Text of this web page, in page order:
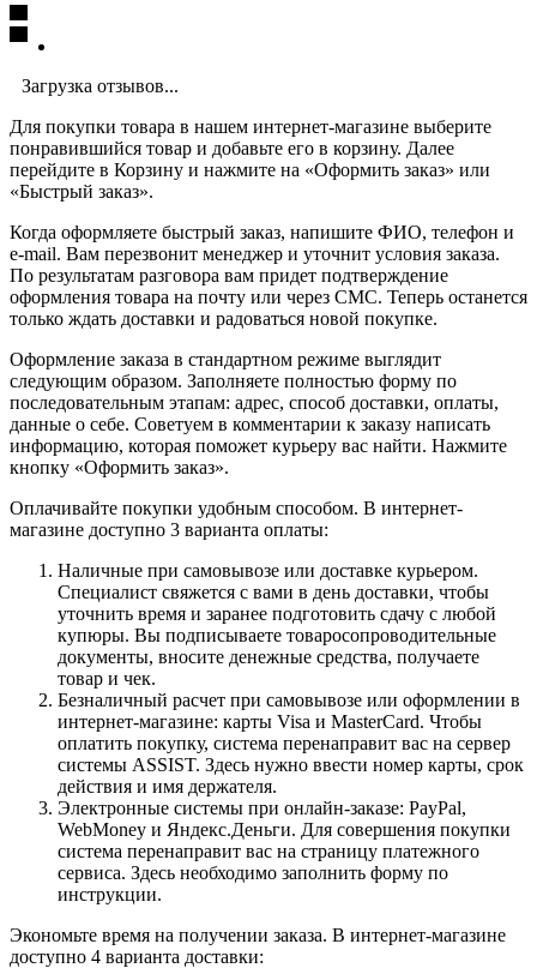
Загрузка отзывов...
Для покупки товара в нашем интернет-магазине выберите
понравившийся товар и добавьте его в корзину. Далее
перейдите в Корзину и нажмите на «Оформить заказ» или
«Быстрый заказ».
Когда оформляете быстрый заказ, напишите ФИО, телефон и
e-mail. Вам перезвонит менеджер и уточнит условия заказа.
По результатам разговора вам придет подтверждение
оформления товара на почту или через СМС. Теперь останется
только ждать доставки и радоваться новой покупке.
Оформление заказа в стандартном режиме выглядит
следующим образом. Заполняете полностью форму по
последовательным этапам: адрес, способ доставки, оплаты,
данные о себе. Советуем в комментарии к заказу написать
информацию, которая поможет курьеру вас найти. Нажмите
кнопку «Оформить заказ».
Оплачивайте покупки удобным способом. В интернет-
магазине доступно 3 варианта оплаты:
Наличные при самовывозе или доставке курьером.
Специалист свяжется с вами в день доставки, чтобы
уточнить время и заранее подготовить сдачу с любой
купюры. Вы подписываете товаросопроводительные
документы, вносите денежные средства, получаете
товар и чек.
Безналичный расчет при самовывозе или оформлении в
интернет-магазине: карты Visa и MasterCard. Чтобы
оплатить покупку, система перенаправит вас на сервер
системы ASSIST. Здесь нужно ввести номер карты, срок
действия и имя держателя.
Электронные системы при онлайн-заказе: PayPal,
WebMoney и Яндекс.Деньги. Для совершения покупки
система перенаправит вас на страницу платежного
сервиса. Здесь необходимо заполнить форму по
инструкции.
Экономьте время на получении заказа. В интернет-магазине
доступно 4 варианта доставки: